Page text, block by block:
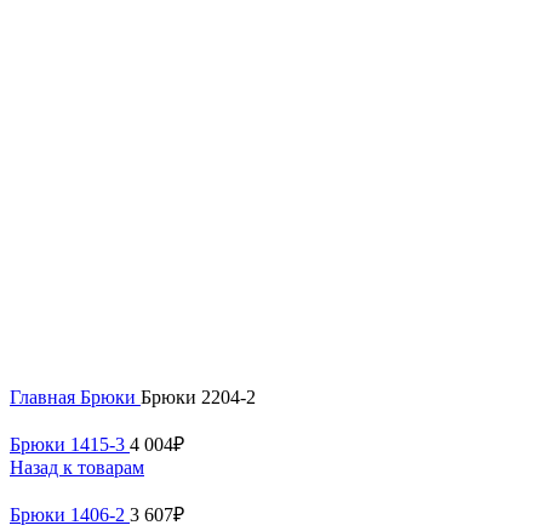
Главная Брюки Брюки 2204-2
Брюки 1415-3 4 004₽
Назад к товарам
Брюки 1406-2 3 607₽